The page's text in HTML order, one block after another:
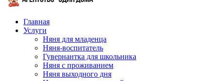
Главная
Услуги
Няня для младенца
Няня-воспитатель
Гувернантка для школьника
Няня с проживанием
Няня выходного дня